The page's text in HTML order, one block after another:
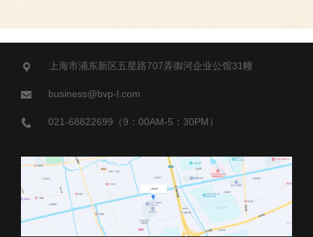
上海市浦东新区五星路707弄御河企业公馆31幢
business@bvp-l.com
021-68822699（9：00AM-5：30PM）